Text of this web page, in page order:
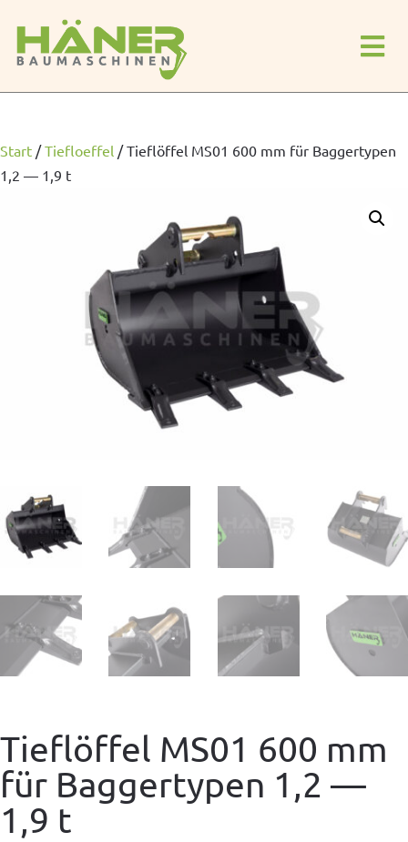
Start /Tiefloeffel /Tieflöffel MS01 600 mm für Baggertypen
1,2 — 1,9 t
Tieflöffel MS01 600 mm
für Baggertypen 1,2 —
1,9 t